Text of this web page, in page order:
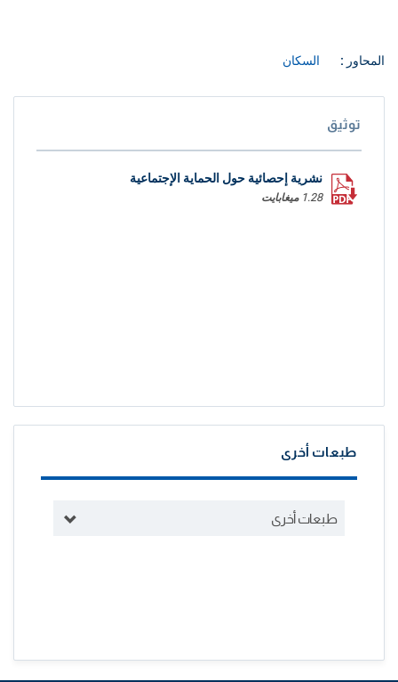
المحاور : السكان
توثيق
نشرية إحصائية حول الحماية الإجتماعية
1.28 ميغابايت
طبعات أخرى
طبعات أخرى